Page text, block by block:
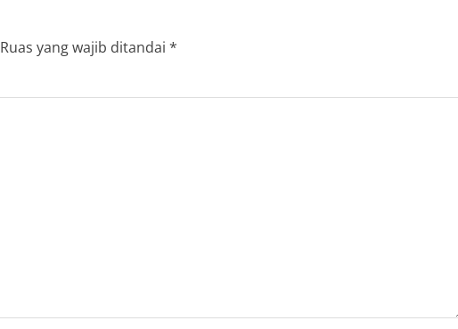
Ruas yang wajib ditandai *